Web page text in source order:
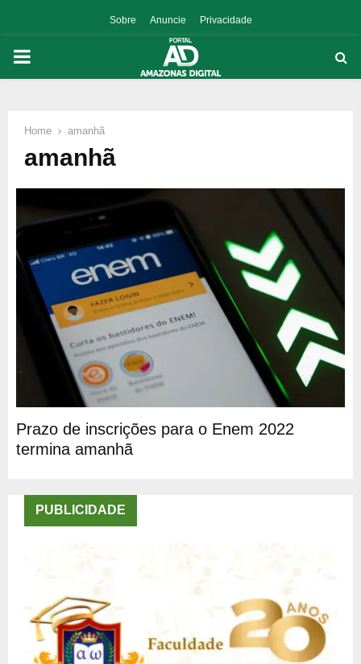
Sobre Anuncie Privacidade
PRIMARY
Home amanhã
amanhã
Prazo de inscrições para o Enem 2022
termina amanhã
PUBLICIDADE